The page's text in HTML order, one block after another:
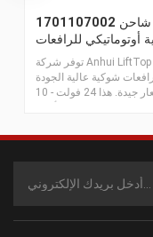
1701107002 شاحن
أوتوماتيكي للرافعات
في المستودعات،
24 فولت، 10 أمبير، مزود
بمؤشر LED
توفر شركة Anhui LiftTop قطع
شوكية عالية الجودة
بأسعار جيدة. هذا 24 فولت - 10
للرافعات الشوكية من